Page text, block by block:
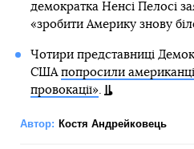
демократка Ненсі Пелосі
«зробити Америку знову
Чотири представниці
США попросили
провокації».
Автор: Костя Андрейковець